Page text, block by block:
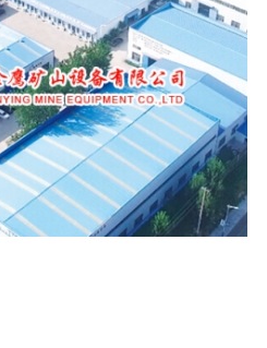
1万以内 1万-3万 3万-5万
报价